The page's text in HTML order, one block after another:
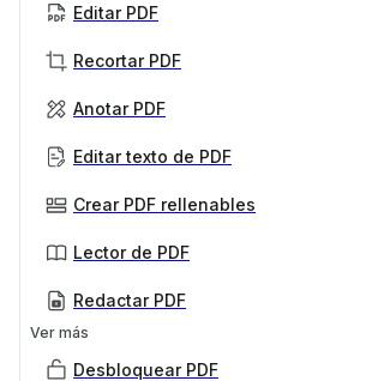
Editar PDF
Recortar PDF
Anotar PDF
Editar texto de PDF
Crear PDF rellenables
Lector de PDF
Redactar PDF
Ver más
Desbloquear PDF